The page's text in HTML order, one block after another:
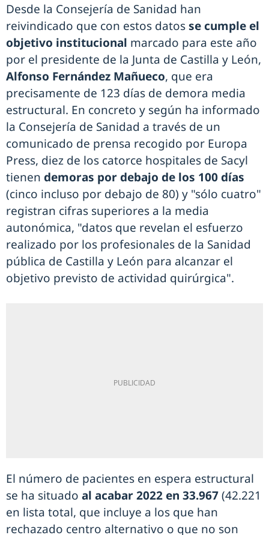
Desde la Consejería de Sanidad han
reivindicado que con estos datosse cumple el
objetivo institucional marcado para este año
por el presidente de la Junta de Castilla y León,
Alfonso Fernández Mañueco, que era
precisamente de 123 días de demora media
estructural. En concreto y según ha informado
la Consejería de Sanidad a través de un
comunicado de prensa recogido por Europa
Press, diez de los catorce hospitales de Sacyl
tienen demoras por debajo de los 100 días
(cinco incluso por debajo de 80) y "sólo cuatro"
registran cifras superiores a la media
autonómica, "datos que revelan el esfuerzo
realizado por los profesionales de la Sanidad
pública de Castilla y León para alcanzar el
objetivo previsto de actividad quirúrgica".
El número de pacientes en espera estructural
se ha situado al acabar 2022 en 33.967(42.221
en lista total, que incluye a los que han
rechazado centro alternativo o que no son